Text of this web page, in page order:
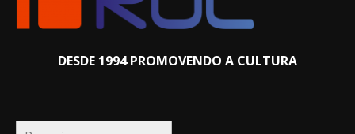
DESDE 1994 PROMOVENDO A CULTURA
Pesquisar